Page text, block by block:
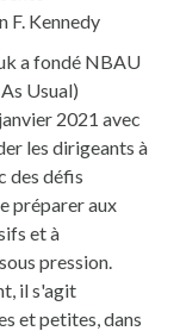
F. Kennedy
a fondé NBAU
Usual)
2021 avec
les dirigeants à
des défis
préparer aux
et à
pression.
il s'agit
et petites, dans